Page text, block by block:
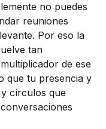
no puedes
reuniones
Por eso la
tan
de ese
que tu presencia y
círculos que